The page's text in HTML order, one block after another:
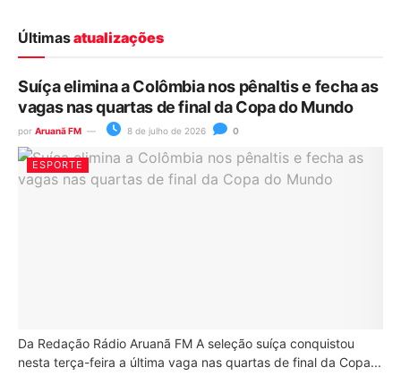
Últimasatualizações
Suíça elimina a Colômbia nos pênaltis e fecha as
vagas nas quartas de final da Copa do Mundo
por Aruanã FM 8 de julho de 2026 0
ESPORTE
Da Redação Rádio Aruanã FM A seleção suíça conquistou
nesta terça-feira a última vaga nas quartas de final da Copa...